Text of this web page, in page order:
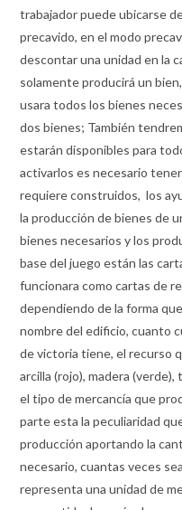
trabajador puede ubicarse
precavido, en el modo
descontar una unidad en la
solamente producirá un
usara todos los bienes
dos bienes; También
estarán disponibles para
activarlos es necesario
requiere construidos, los
la producción de bienes de
bienes necesarios y los
base del juego están las
funcionara como cartas de
dependiendo de la forma
nombre del edificio, cuanto
de victoria tiene, el recurso
arcilla (rojo), madera
el tipo de mercancía que
parte esta la peculiaridad
producción aportando la
necesario, cuantas veces
representa una unidad de